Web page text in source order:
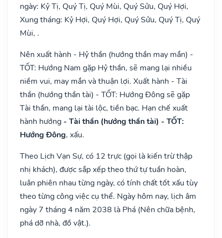
ngày: Kỷ Tị, Quý Tị, Quý Mùi, Quý Sửu, Quý Hợi,
Xung tháng: Kỷ Hợi, Quý Hợi, Quý Sửu, Quý Tị, Quý
Mùi, .
Nên xuất hành - Hỷ thần (hướng thần may mắn) -
TỐT: Hướng Nam gặp Hỷ thần, sẽ mang lại nhiều
niềm vui, may mắn và thuận lợi. Xuất hành - Tài
thần (hướng thần tài) - TỐT: Hướng Đông sẽ gặp
Tài thần, mang lại tài lộc, tiền bạc. Hạn chế xuất
hành hướng - Tài thần (hướng thần tài) - TỐT:
Hướng Đông, xấu.
Theo Lịch Vạn Sự, có 12 trực (gọi là kiến trừ thập
nhị khách), được sắp xếp theo thứ tự tuần hoàn,
luân phiên nhau từng ngày, có tính chất tốt xấu tùy
theo từng công việc cụ thể. Ngày hôm nay, lịch âm
ngày 7 tháng 4 năm 2038 là Phá (Nên chữa bệnh,
phá dỡ nhà, đồ vật.).